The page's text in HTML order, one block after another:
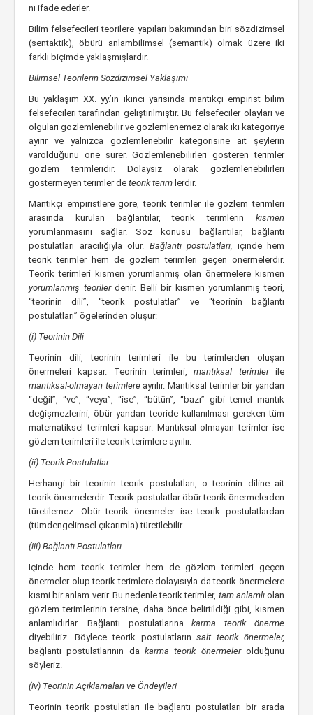
nı ifade ederler.
Bilim felsefecileri teorilere yapıları bakımından biri sözdizimsel
(sentaktik), öbürü anlambilimsel (semantik) olmak üzere iki
farklı biçimde yaklaşmışlardır.
Bilimsel Teorilerin Sözdizimsel Yaklaşımı
Bu yaklaşım XX. yy.’ın ikinci yarısında mantıkçı empirist bilim
felsefecileri tarafından geliştirilmiştir. Bu felsefeciler olayları ve
olguları gözlemlenebilir ve gözlemlenemez olarak iki kategoriye
ayırır ve yalnızca gözlemlenebilir kategorisine ait şeylerin
varolduğunu öne sürer. Gözlemlenebilirleri gösteren terimler
gözlem terimleridir. Dolaysız olarak gözlemlenebilirleri
göstermeyen terimler de teorik terim lerdir.
Mantıkçı empiristlere göre, teorik terimler ile gözlem terimleri
arasında kurulan bağlantılar, teorik terimlerin kısmen
yorumlanmasını sağlar. Söz konusu bağlantılar, bağlantı
postulatları aracılığıyla olur. Bağlantı postulatları, içinde hem
teorik terimler hem de gözlem terimleri geçen önermelerdir.
Teorik terimleri kısmen yorumlanmış olan önermelere kısmen
yorumlanmış teorilerdenir. Belli bir kısmen yorumlanmış teori,
“teorinin dili”, “teorik postulatlar” ve “teorinin bağlantı
postulatları” ögelerinden oluşur:
(i) Teorinin Dili
Teorinin dili, teorinin terimleri ile bu terimlerden oluşan
önermeleri kapsar. Teorinin terimleri,mantıksal terimlerile
mantıksal-olmayan terimlere ayrılır. Mantıksal terimler bir yandan
“değil”, “ve”, “veya”, “ise”, “bütün”, “bazı” gibi temel mantık
değişmezlerini, öbür yandan teoride kullanılması gereken tüm
matematiksel terimleri kapsar. Mantıksal olmayan terimler ise
gözlem terimleri ile teorik terimlere ayrılır.
(ii) Teorik Postulatlar
Herhangi bir teorinin teorik postulatları, o teorinin diline ait
teorik önermelerdir. Teorik postulatlar öbür teorik önermelerden
türetilemez. Öbür teorik önermeler ise teorik postulatlardan
(tümdengelimsel çıkarımla) türetilebilir.
(iii) Bağlantı Postulatları
İçinde hem teorik terimler hem de gözlem terimleri geçen
önermeler olup teorik terimlere dolayısıyla da teorik önermelere
kısmi bir anlam verir. Bu nedenle teorik terimler, tam anlamlıolan
gözlem terimlerinin tersine, daha önce belirtildiği gibi, kısmen
anlamlıdırlar. Bağlantı postulatlarınakarma teorik önerme
diyebiliriz. Böylece teorik postulatlarınsalt teorik önermeler,
bağlantı postulatlarının da karma teorik önermeler olduğunu
söyleriz.
(iv) Teorinin Açıklamaları ve Öndeyileri
Teorinin teorik postulatları ile bağlantı postulatları bir arada